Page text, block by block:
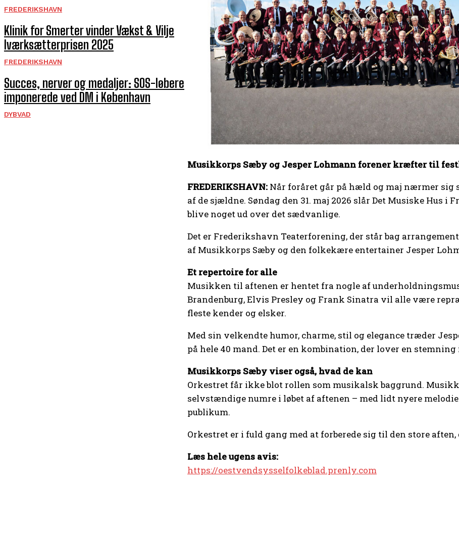
FREDERIKSHAVN
Klinik for Smerter vinder Vækst & Vilje
Iværksætterprisen 2025
FREDERIKSHAVN
Succes, nerver og medaljer: SOS-løbere
imponerede ved DM i København
DYBVAD
Musikkorps Sæby og Jesper Lohmann forener kræfter til
FREDERIKSHAVN: Når foråret går på hæld og maj nærmer
af de sjældne. Søndag den 31. maj 2026 slår Det Musiske Hus
blive noget ud over det sædvanlige.
Det er Frederikshavn Teaterforening, der står bag
af Musikkorps Sæby og den folkekære entertainer Jesper
Et repertoire for alle
Musikken til aftenen er hentet fra nogle af
Brandenburg, Elvis Presley og Frank Sinatra vil alle være
fleste kender og elsker.
Med sin velkendte humor, charme, stil og elegance træder
på hele 40 mand. Det er en kombination, der lover en
Musikkorps Sæby viser også, hvad de kan
Orkestret får ikke blot rollen som musikalsk baggrund.
selvstændige numre i løbet af aftenen – med lidt nyere
publikum.
Orkestret er i fuld gang med at forberede sig til den store
Læs hele ugens avis:
https://oestvendsysselfolkeblad.prenly.com